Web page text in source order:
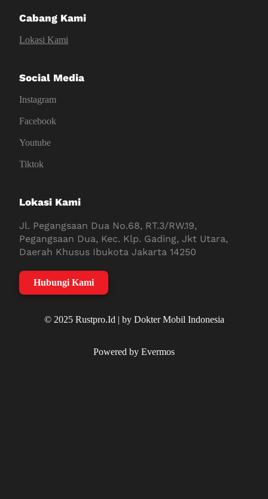
Cabang Kami
Lokasi Kami
Social Media
Instagram
Facebook
Youtube
Tiktok
Lokasi Kami
Jl. Pegangsaan Dua No.68, RT.3/RW.19,
Pegangsaan Dua, Kec. Klp. Gading, Jkt Utara,
Daerah Khusus Ibukota Jakarta 14250
Hubungi Kami
© 2025 Rustpro.Id | by Dokter Mobil Indonesia
Powered by Evermos